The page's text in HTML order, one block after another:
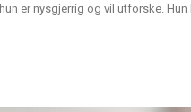
hun er nysgjerrig og vil utforske. Hun